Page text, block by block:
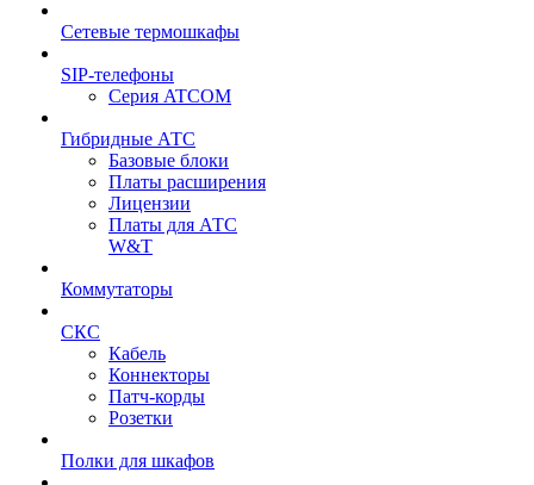
Сетевые термошкафы
SIP-телефоны
Серия ATCOM
Гибридные АТС
Базовые блоки
Платы расширения
Лицензии
Платы для АТС
W&T
Коммутаторы
СКС
Кабель
Коннекторы
Патч-корды
Розетки
Полки для шкафов